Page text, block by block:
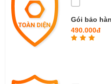
Gói bảo
490.000đ